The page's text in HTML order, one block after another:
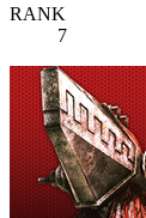
RANK
7